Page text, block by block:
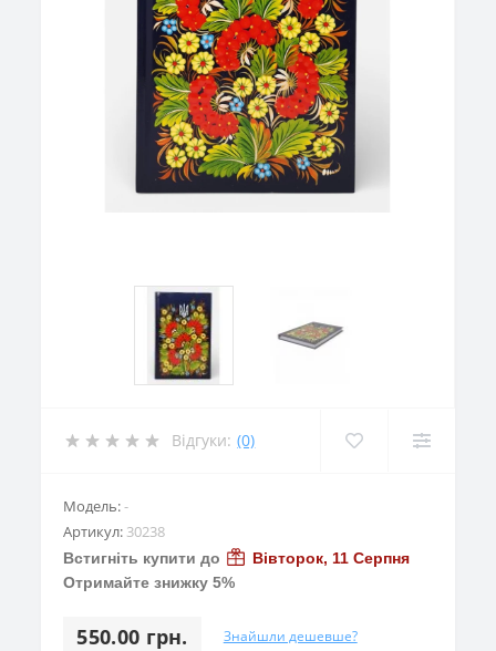
Відгуки: (0)
Модель:-
Артикул: 30238
Встигніть купити до
Вівторок, 11 Серпня
Отримайте знижку 5%
550.00 грн. Знайшли дешевше?